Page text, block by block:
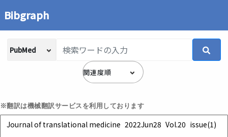
Bibgraph
※翻訳は機械翻訳サービスを利用しております
Journal of translational medicine 2022Jun28 Vol.20 issue(1)